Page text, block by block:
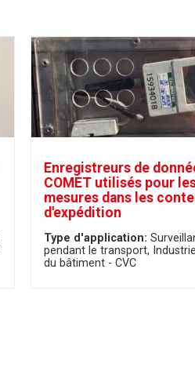
Enregistreurs de
COMET utilisés pour
mesures dans les
d'expédition
Type d'application:
pendant le transport
Industrie
du bâtiment - CVC